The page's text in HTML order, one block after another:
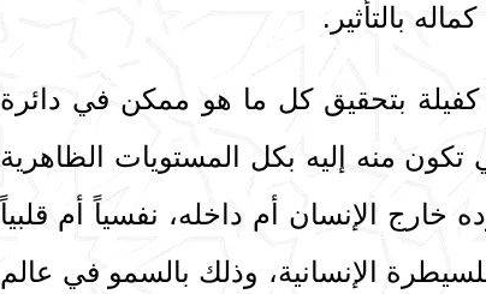
بالتأثير.
كفيلة بتحقيق كل ما هو ممكن في دائرة
تكون منه إليه بكل المستويات الظاهرية
خارج الإنسان أم داخله، نفسياً أم قلبياً
الإنسانية، وذلك بالسمو في عالم